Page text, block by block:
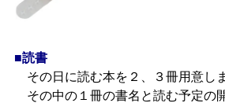
■読書
その日に読む本を２、３冊用意しま
その中の１冊の書名と読む予定の